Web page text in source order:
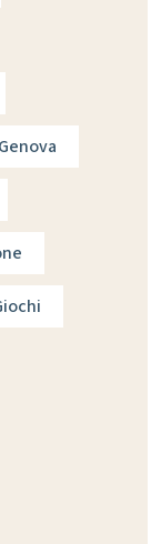
Genova